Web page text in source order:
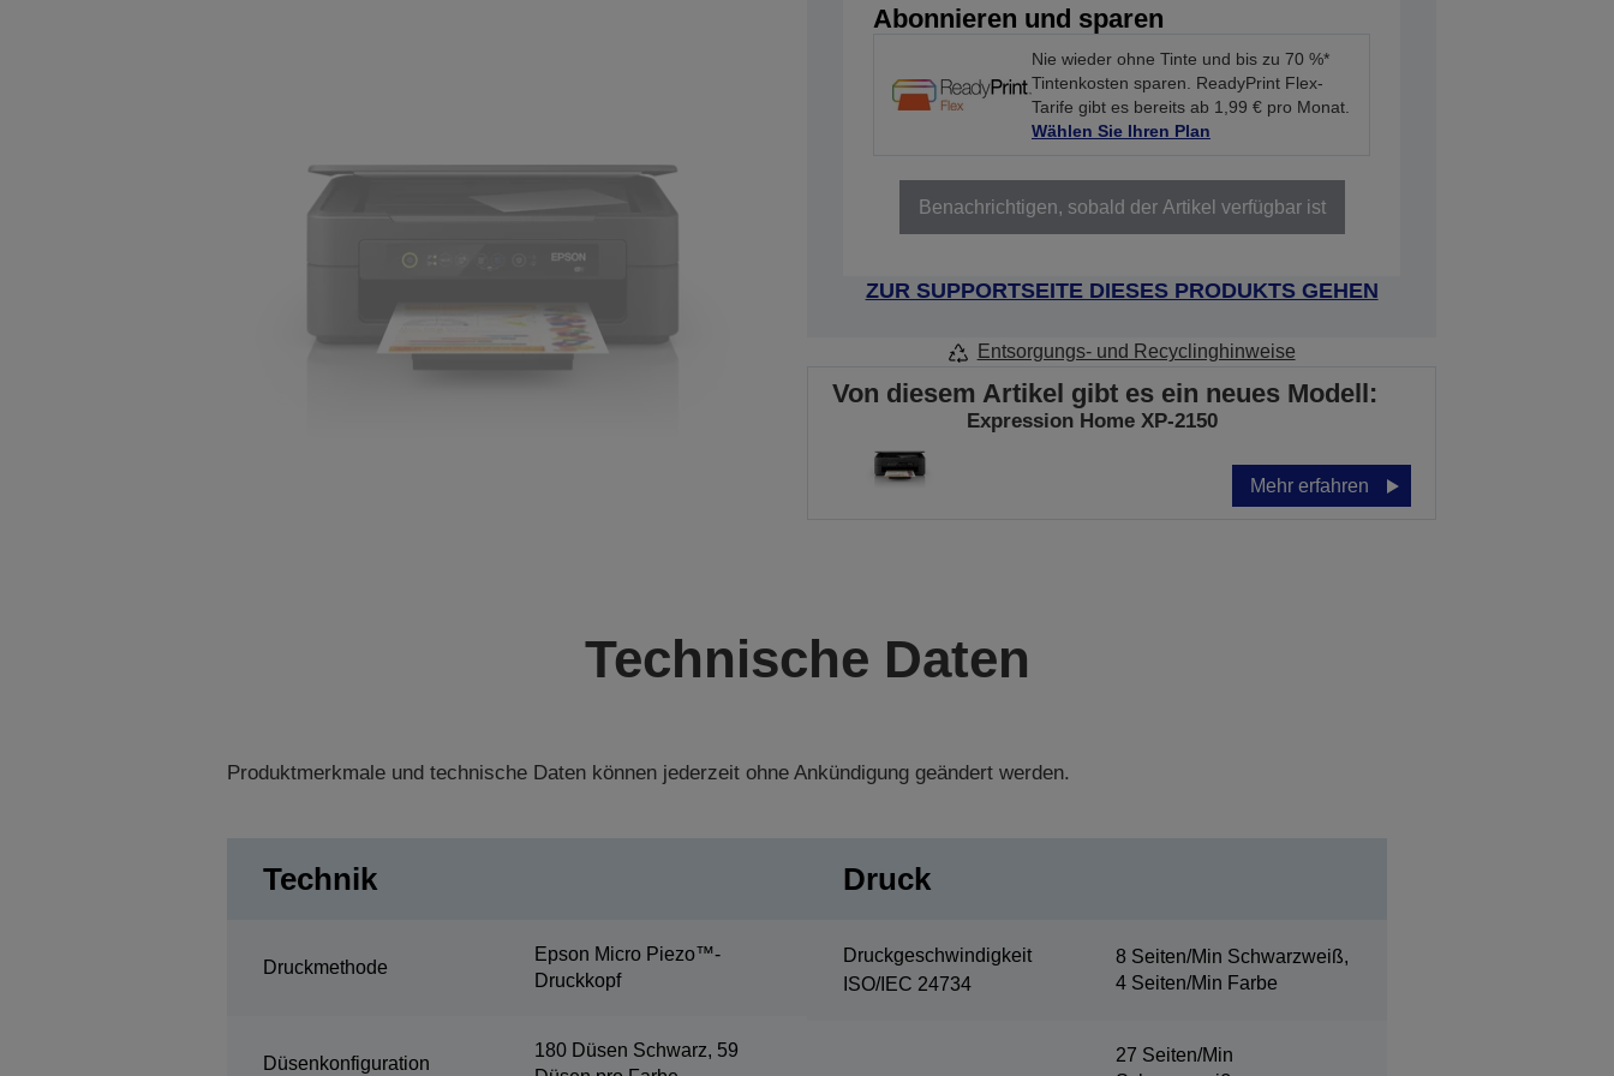
Abonnieren und sparen
Nie wieder ohne Tinte und bis zu 70 %*
Tintenkosten sparen. ReadyPrint Flex-
Tarife gibt es bereits ab 1,99 € pro Monat.
Wählen Sie Ihren Plan
Benachrichtigen, sobald der Artikel verfügbar ist
ZUR SUPPORTSEITE DIESES PRODUKTS GEHEN
Entsorgungs- und Recyclinghinweise
Von diesem Artikel gibt es ein neues Modell:
Expression Home XP-2150
Mehr erfahren
Technische Daten
Produktmerkmale und technische Daten können jederzeit ohne Ankündigung geändert werden.
Technik
Druckmethode
Epson Micro Piezo™-
Druckkopf
Düsenkonfiguration
180 Düsen Schwarz, 59
Druck
Druckgeschwindigkeit
ISO/IEC 24734
8 Seiten/Min Schwarzweiß,
4 Seiten/Min Farbe
27 Seiten/Min